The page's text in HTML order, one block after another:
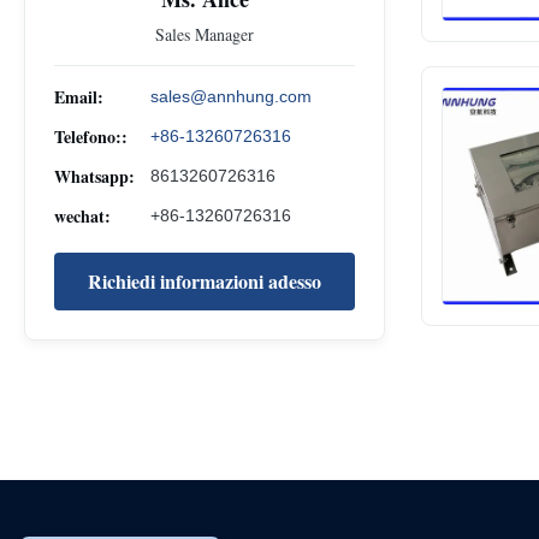
Sales Manager
Email: sales@annhung.com
Telefono:: +86-13260726316
Whatsapp: 8613260726316
wechat: +86-13260726316
Richiedi informazioni adesso